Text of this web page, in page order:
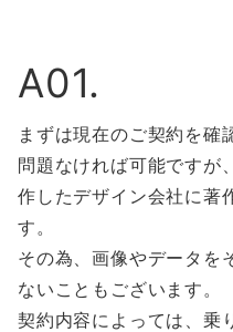
A01.
まずは現在のご契約を確
問題なければ可能ですが
作したデザイン会社に著
す。
その為、画像やデータを
ないこともございます。
契約内容によっては、乗